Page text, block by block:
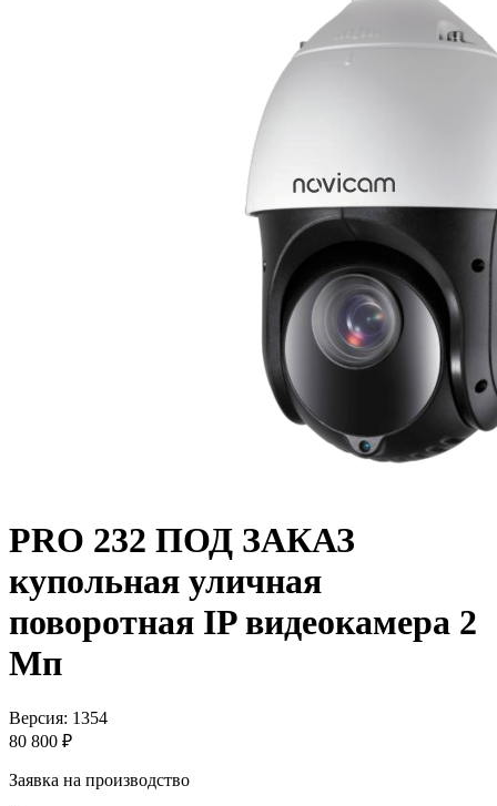
PRO 232 ПОД ЗАКАЗ
купольная уличная
поворотная IP видеокамера 2
Мп
Версия: 1354
80 800 ₽
Заявка на производство